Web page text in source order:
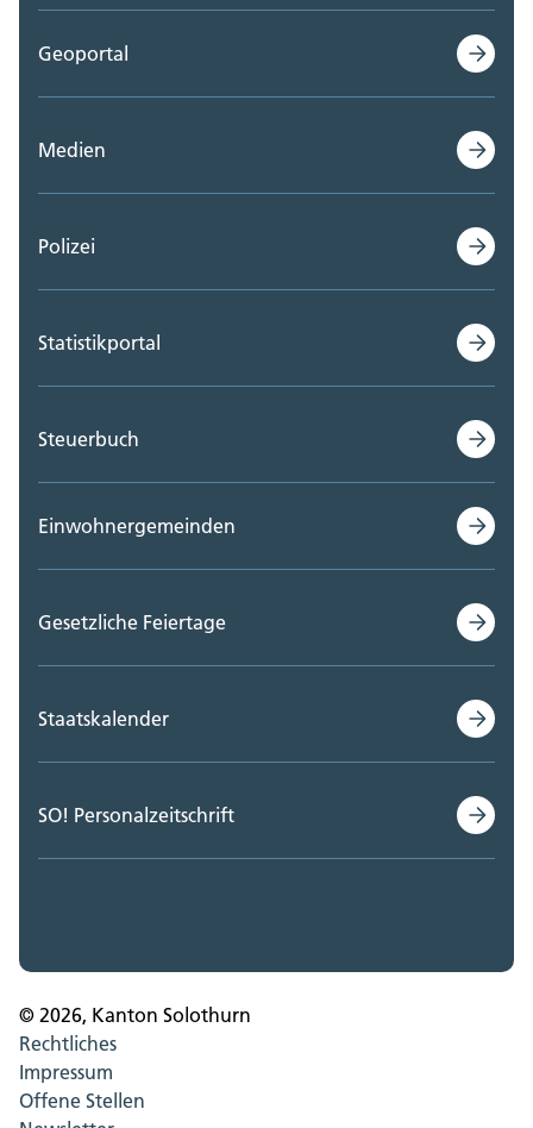
Geoportal
Medien
Polizei
Statistikportal
Steuerbuch
Einwohnergemeinden
Gesetzliche Feiertage
Staatskalender
SO! Personalzeitschrift
© 2026, Kanton Solothurn
Rechtliches
Impressum
Offene Stellen